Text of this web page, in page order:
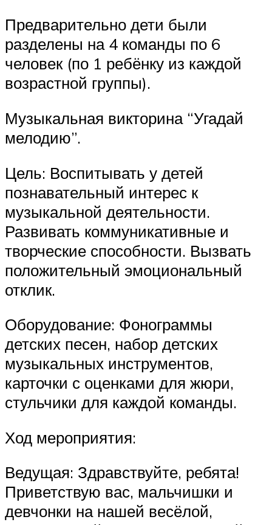
Предварительно дети были
разделены на 4 команды по 6
человек (по 1 ребёнку из каждой
возрастной группы).
Музыкальная викторина “Угадай
мелодию”.
Цель: Воспитывать у детей
познавательный интерес к
музыкальной деятельности.
Развивать коммуникативные и
творческие способности. Вызвать
положительный эмоциональный
отклик.
Оборудование: Фонограммы
детских песен, набор детских
музыкальных инструментов,
карточки с оценками для жюри,
стульчики для каждой команды.
Ход мероприятия:
Ведущая: Здравствуйте, ребята!
Приветствую вас, мальчишки и
девчонки на нашей весёлой,